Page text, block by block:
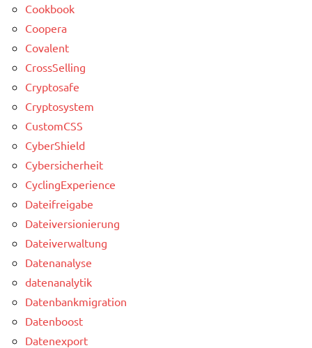
Cookbook
Coopera
Covalent
CrossSelling
Cryptosafe
Cryptosystem
CustomCSS
CyberShield
Cybersicherheit
CyclingExperience
Dateifreigabe
Dateiversionierung
Dateiverwaltung
Datenanalyse
datenanalytik
Datenbankmigration
Datenboost
Datenexport